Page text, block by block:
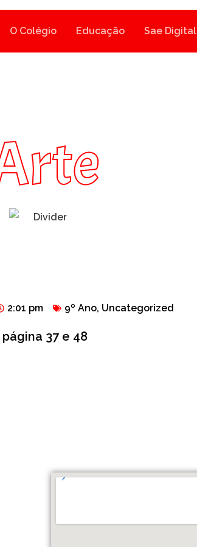
O Colégio Educação Sae Digital
2:01 pm 9º Ano, Uncategorized
página 37 e 48